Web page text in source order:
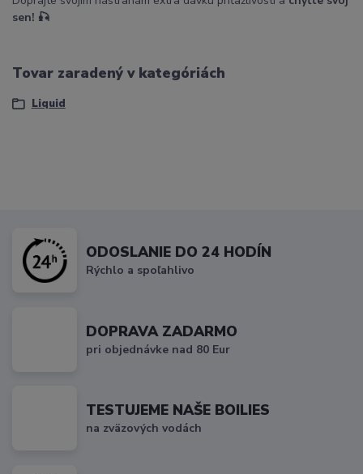
sen! 🎣
Tovar zaradený v kategóriách
Liquid
ODOSLANIE DO 24 HODÍN
Rýchlo a spoľahlivo
DOPRAVA ZADARMO
pri objednávke nad 80 Eur
TESTUJEME NAŠE BOILIES
na zväzových vodách